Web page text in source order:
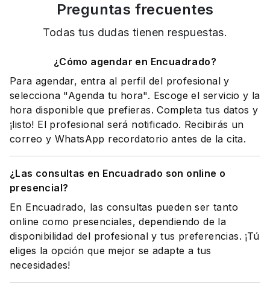
Preguntas frecuentes
Todas tus dudas tienen respuestas.
¿Cómo agendar en Encuadrado?
Para agendar, entra al perfil del profesional y
selecciona "Agenda tu hora". Escoge el servicio y la
hora disponible que prefieras. Completa tus datos y
¡listo! El profesional será notificado. Recibirás un
correo y WhatsApp recordatorio antes de la cita.
¿Las consultas en Encuadrado son online o
presencial?
En Encuadrado, las consultas pueden ser tanto
online como presenciales, dependiendo de la
disponibilidad del profesional y tus preferencias. ¡Tú
eliges la opción que mejor se adapte a tus
necesidades!